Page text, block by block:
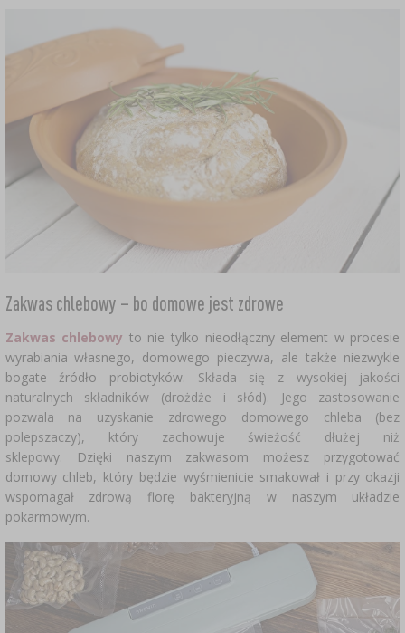
Zakwas chlebowy – bo domowe jest zdrowe
Zakwas chlebowy to nie tylko nieodłączny element w procesie
wyrabiania własnego, domowego pieczywa, ale także niezwykle
bogate źródło probiotyków. Składa się z wysokiej jakości
naturalnych składników (drożdże i słód). Jego zastosowanie
pozwala na uzyskanie zdrowego domowego chleba (bez
polepszaczy), który zachowuje świeżość dłużej niż
sklepowy.
Dzięki naszym zakwasom możesz przygotować
domowy chleb, który będzie wyśmienicie smakował i przy okazji
wspomagał zdrową florę bakteryjną w naszym układzie
pokarmowym.